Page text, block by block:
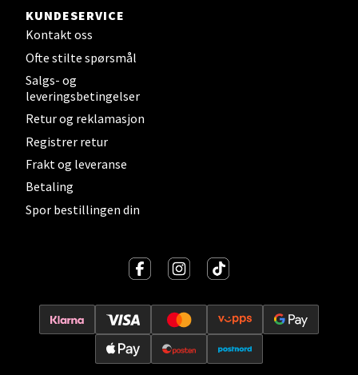
KUNDESERVICE
Kontakt oss
Ofte stilte spørsmål
Salgs- og
leveringsbetingelser
Retur og reklamasjon
Registrer retur
Frakt og leveranse
Betaling
Spor bestillingen din
Sjøfartsgata 2, 7714 Steinkjer
Åpent i dag 10-20
0 i butikk
Leirvik - Stord
Åpent i dag 10-17
Velg